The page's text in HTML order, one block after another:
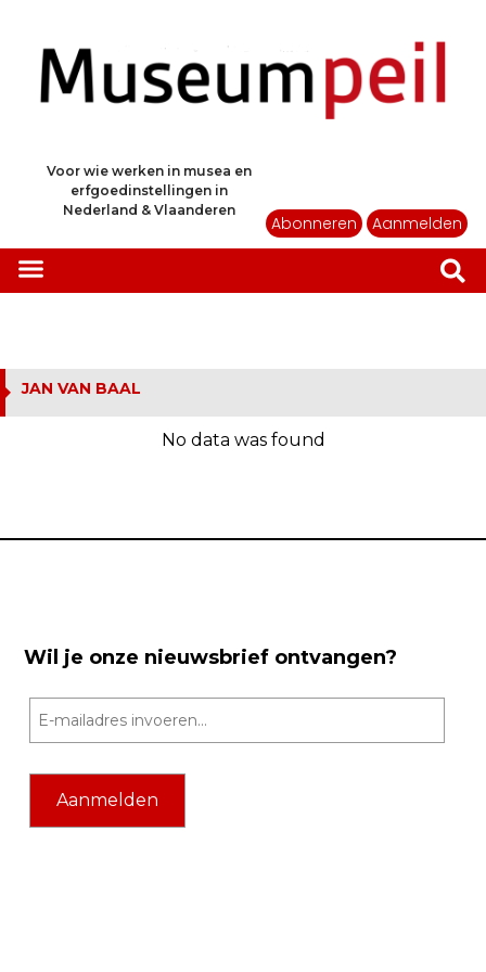
Voor wie werken in musea en
erfgoedinstellingen in
Nederland & Vlaanderen
Abonneren Aanmelden
JAN VAN BAAL
No data was found
Wil je onze nieuwsbrief ontvangen?